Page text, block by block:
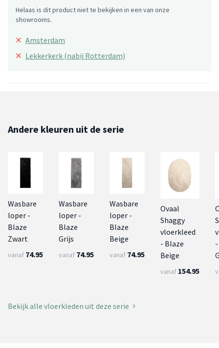
Helaas is dit product niet te bekijken in een van onze
showrooms.
× Amsterdam
× Lekkerkerk (nabij Rotterdam)
Andere kleuren uit de serie
Wasbare
loper -
Blaze
Zwart
vanaf 74.95
Wasbare
loper -
Blaze
Grijs
vanaf 74.95
Wasbare
loper -
Blaze
Beige
vanaf 74.95
Ovaal
Shaggy
vloerkleed
- Blaze
Beige
vanaf 154.95
Bekijk alle vloerkleden uit deze serie